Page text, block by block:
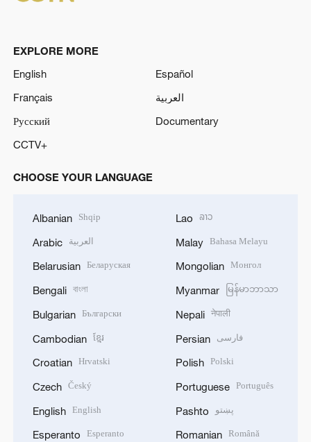
EXPLORE MORE
English
Español
Français
العربية
Русский
Documentary
CCTV+
CHOOSE YOUR LANGUAGE
Albanian Shqip
Arabic العربية
Belarusian Беларуская
Bengali বাংলা
Bulgarian Български
Cambodian ខ្មែរ
Croatian Hrvatski
Czech Český
English English
Esperanto Esperanto
Lao ລາວ
Malay Bahasa Melayu
Mongolian Монгол
Myanmar မြန်မာဘာသာ
Nepali नेपाली
Persian فارسی
Polish Polski
Portuguese Português
Pashto پښتو
Romanian Română